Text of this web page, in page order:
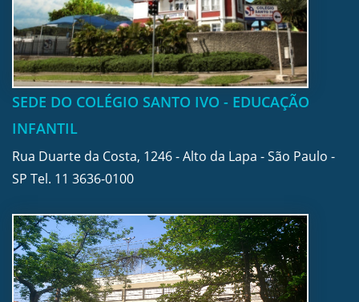
SEDE DO COLÉGIO SANTO IVO - EDUCAÇÃO
INFANTIL
Rua Duarte da Costa, 1246 - Alto da Lapa - São Paulo -
SP Tel. 11 3636-0100